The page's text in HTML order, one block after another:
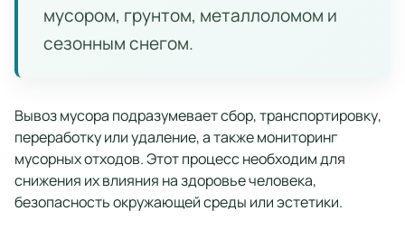
мусором, грунтом, металлоломом и
сезонным снегом.
Вывоз мусора подразумевает сбор, транспортировку,
переработку или удаление, а также мониторинг
мусорных отходов. Этот процесс необходим для
снижения их влияния на здоровье человека,
безопасность окружающей среды или эстетики.